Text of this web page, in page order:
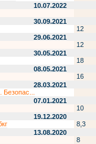
10.07.2022
30.09.2021
12
29.06.2021
12
30.05.2021
18
08.05.2021
16
28.03.2021
07.01.2021
10
19.12.2020
8,3
13.08.2020
8